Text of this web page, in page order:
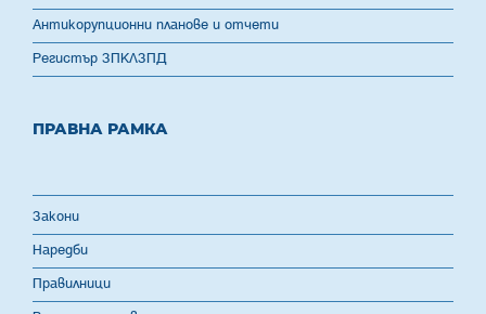
Антикорупционни планове и отчети
Регистър ЗПКЛЗПД
ПРАВНА РАМКА
Закони
Наредби
Правилници